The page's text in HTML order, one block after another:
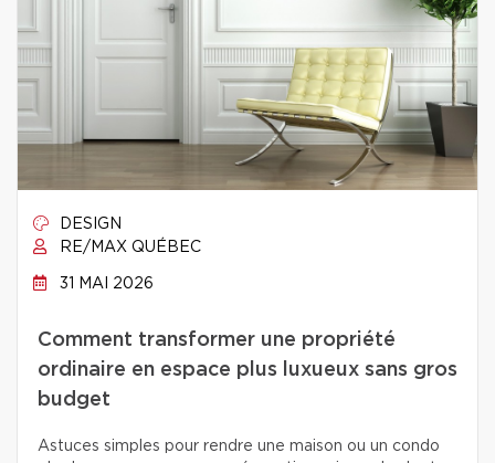
DESIGN
RE/MAX QUÉBEC
31 MAI 2026
Comment transformer une propriété
ordinaire en espace plus luxueux sans gros
budget
Astuces simples pour rendre une maison ou un condo